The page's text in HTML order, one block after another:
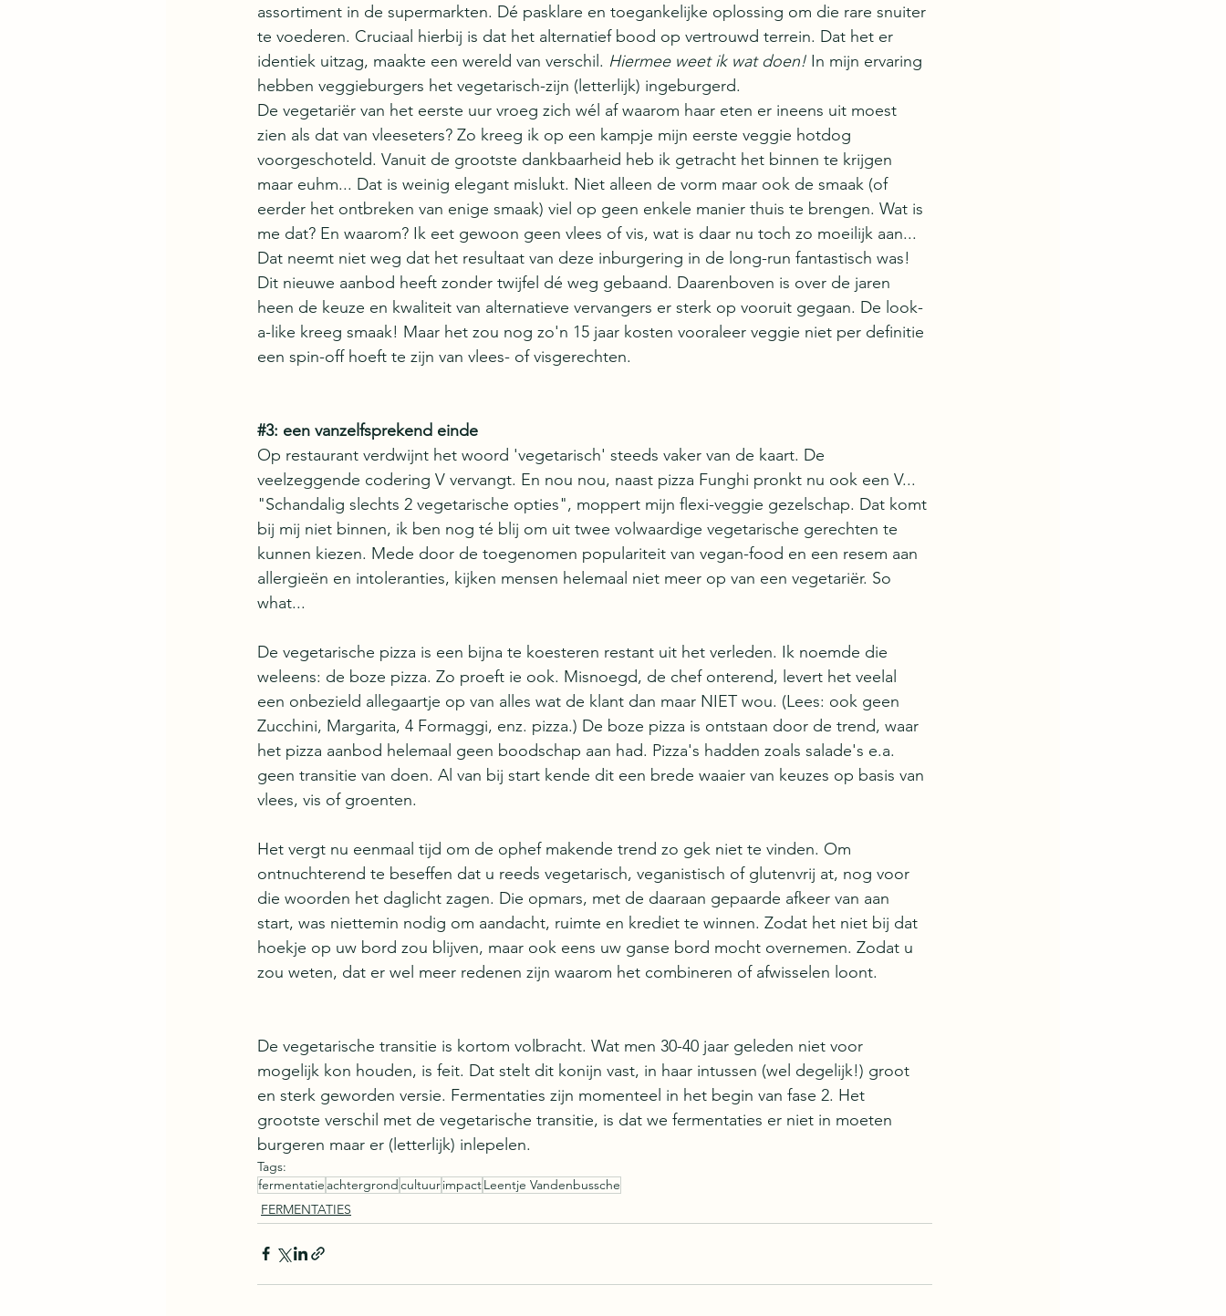
assortiment in de supermarkten. Dé pasklare en toegankelijke oplossing om die rare snuiter
te voederen. Cruciaal hierbij is dat het alternatief bood op vertrouwd terrein. Dat het er
identiek uitzag, maakte een wereld van verschil. Hiermee weet ik wat doen! In mijn ervaring
hebben veggieburgers het vegetarisch-zijn (letterlijk) ingeburgerd.
De vegetariër van het eerste uur vroeg zich wél af waarom haar eten er ineens uit moest
zien als dat van vleeseters? Zo kreeg ik op een kampje mijn eerste veggie hotdog
voorgeschoteld. Vanuit de grootste dankbaarheid heb ik getracht het binnen te krijgen
maar euhm... Dat is weinig elegant mislukt. Niet alleen de vorm maar ook de smaak (of
eerder het ontbreken van enige smaak) viel op geen enkele manier thuis te brengen. Wat is
me dat? En waarom? Ik eet gewoon geen vlees of vis, wat is daar nu toch zo moeilijk aan...
Dat neemt niet weg dat het resultaat van deze inburgering in de long-run fantastisch was!
Dit nieuwe aanbod heeft zonder twijfel dé weg gebaand. Daarenboven is over de jaren
heen de keuze en kwaliteit van alternatieve vervangers er sterk op vooruit gegaan. De look-
a-like kreeg smaak! Maar het zou nog zo'n 15 jaar kosten vooraleer veggie niet per definitie
een spin-off hoeft te zijn van vlees- of visgerechten.
#3: een vanzelfsprekend einde
Op restaurant verdwijnt het woord 'vegetarisch' steeds vaker van de kaart. De
veelzeggende codering V vervangt. En nou nou, naast pizza Funghi pronkt nu ook een V...
"Schandalig slechts 2 vegetarische opties", moppert mijn flexi-veggie gezelschap. Dat komt
bij mij niet binnen, ik ben nog té blij om uit twee volwaardige vegetarische gerechten te
kunnen kiezen. Mede door de toegenomen populariteit van vegan-food en een resem aan
allergieën en intoleranties, kijken mensen helemaal niet meer op van een vegetariër. So
what...
De vegetarische pizza is een bijna te koesteren restant uit het verleden. Ik noemde die
weleens: de boze pizza. Zo proeft ie ook. Misnoegd, de chef onterend, levert het veelal
een onbezield allegaartje op van alles wat de klant dan maar NIET wou. (Lees: ook geen
Zucchini, Margarita, 4 Formaggi, enz. pizza.) De boze pizza is ontstaan door de trend, waar
het pizza aanbod helemaal geen boodschap aan had. Pizza's hadden zoals salade's e.a.
geen transitie van doen. Al van bij start kende dit een brede waaier van keuzes op basis van
vlees, vis of groenten.
Het vergt nu eenmaal tijd om de ophef makende trend zo gek niet te vinden. Om
ontnuchterend te beseffen dat u reeds vegetarisch, veganistisch of glutenvrij at, nog voor
die woorden het daglicht zagen. Die opmars, met de daaraan gepaarde afkeer van aan
start, was niettemin nodig om aandacht, ruimte en krediet te winnen. Zodat het niet bij dat
hoekje op uw bord zou blijven, maar ook eens uw ganse bord mocht overnemen. Zodat u
zou weten, dat er wel meer redenen zijn waarom het combineren of afwisselen loont.
De vegetarische transitie is kortom volbracht. Wat men 30-40 jaar geleden niet voor
mogelijk kon houden, is feit. Dat stelt dit konijn vast, in haar intussen (wel degelijk!) groot
en sterk geworden versie. Fermentaties zijn momenteel in het begin van fase 2. Het
grootste verschil met de vegetarische transitie, is dat we fermentaties er niet in moeten
burgeren maar er (letterlijk) inlepelen.
Tags:
fermentatie achtergrondcultuurimpactLeentje Vandenbussche
FERMENTATIES